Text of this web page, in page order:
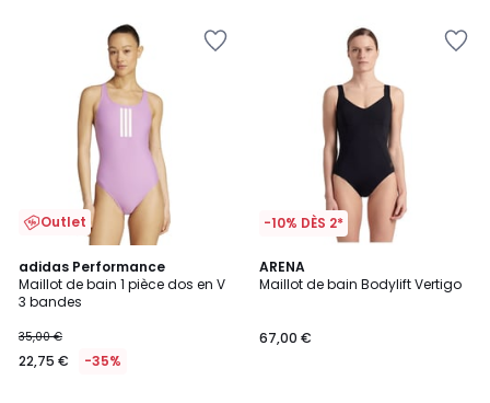
Outlet
adidas Performance
Maillot de bain 1 pièce dos en V
3 bandes
35,00 €
22,75 € -35%
4,7
/ 5
-10% DÈS 2*
ARENA
Maillot de bain Bodylift Vertigo
67,00 €
4,6
/ 5